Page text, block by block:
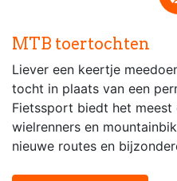
MTB toertochten
Liever een keertje
tocht in plaats van een
Fietssport biedt het
wielrenners en
nieuwe routes en